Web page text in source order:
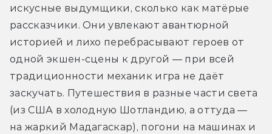
искусные выдумщики, сколько как матёрые
рассказчики. Они увлекают авантюрной
историей и лихо перебрасывают героев от
одной экшен-сцены к другой — при всей
традиционности механик игра не даёт
заскучать. Путешествия в разные части света
(из США в холодную Шотландию, а оттуда —
на жаркий Мадагаскар), погони на машинах и